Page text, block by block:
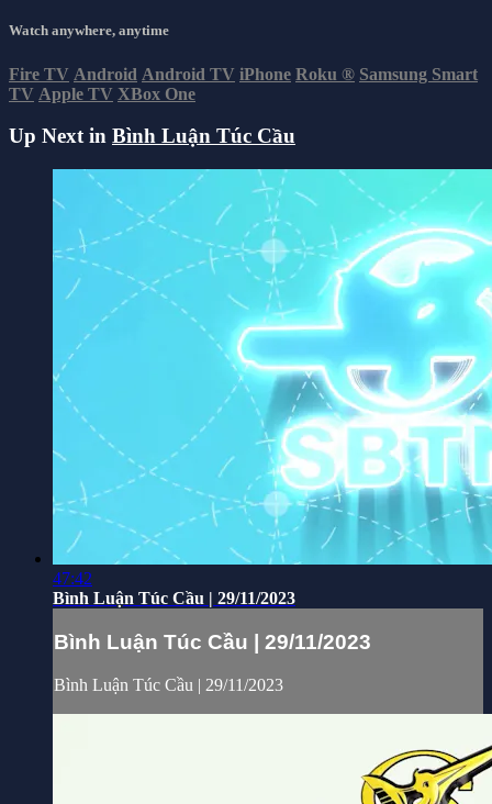
Watch anywhere, anytime
Fire TV Android Android TV iPhone Roku ® Samsung Smart
TV Apple TV XBox One
Up Next in Bình Luận Túc Cầu
47:42
Bình Luận Túc Cầu | 29/11/2023
Bình Luận Túc Cầu | 29/11/2023
Bình Luận Túc Cầu | 29/11/2023